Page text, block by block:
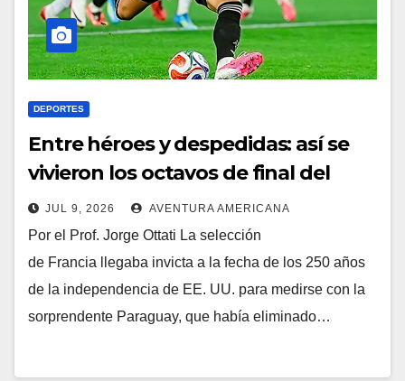
DEPORTES
Entre héroes y despedidas: así se
vivieron los octavos de final del
Mundial
JUL 9, 2026 AVENTURA AMERICANA
Por el Prof. Jorge Ottati La selección
de Francia llegaba invicta a la fecha de los 250 años
de la independencia de EE. UU. para medirse con la
sorprendente Paraguay, que había eliminado…